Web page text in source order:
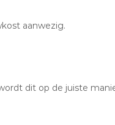
aanwezig.
dit op de juiste